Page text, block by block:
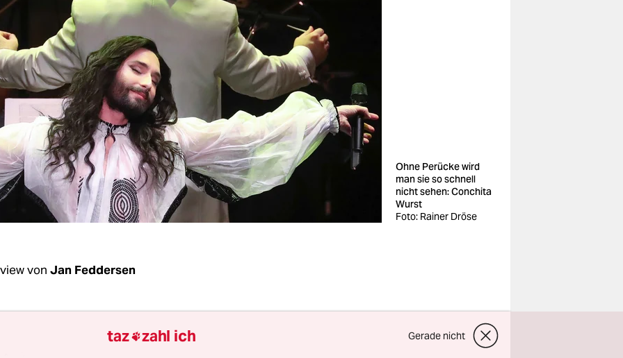
Ohne Perücke wird
man sie so schnell
nicht sehen: Conchita
Wurst
Foto: Rainer Dröse
von Jan Feddersen
spreche ich: mit Conchita Wurst oder Tom Neuwirth?
taz zahl ich Gerade nicht